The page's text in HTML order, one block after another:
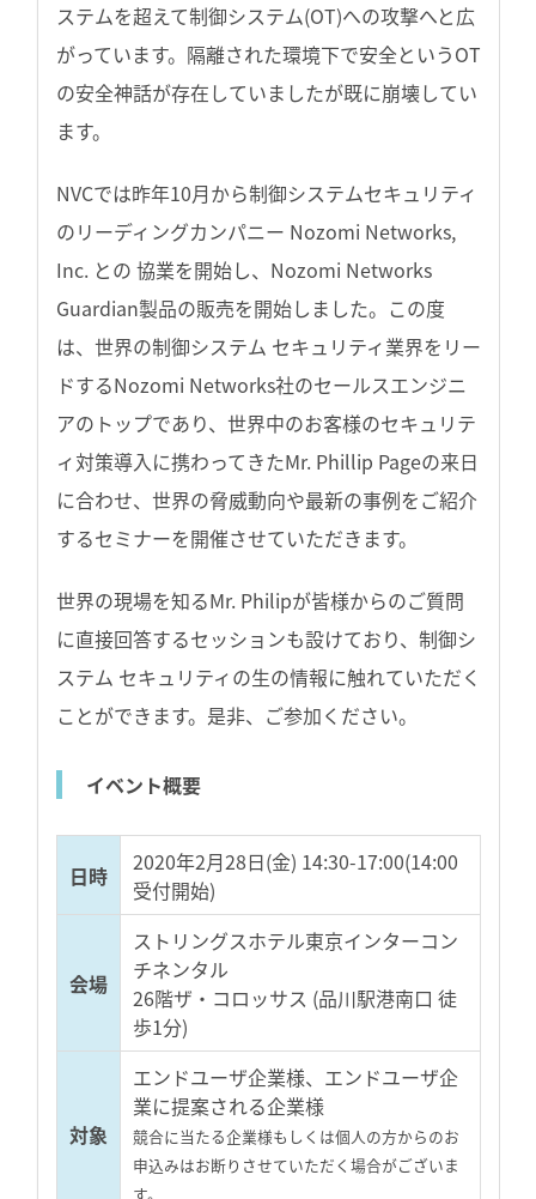
ステムを超えて制御システム(OT)への攻撃へと広
がっています。隔離された環境下で安全というOT
の安全神話が存在していましたが既に崩壊してい
ます。
NVCでは昨年10月から制御システムセキュリティ
のリーディングカンパニー Nozomi Networks,
Inc. との 協業を開始し、Nozomi Networks
Guardian製品の販売を開始しました。この度
は、世界の制御システム セキュリティ業界をリー
ドするNozomi Networks社のセールスエンジニ
アのトップであり、世界中のお客様のセキュリテ
ィ対策導入に携わってきたMr. Phillip Pageの来日
に合わせ、世界の脅威動向や最新の事例をご紹介
するセミナーを開催させていただきます。
世界の現場を知るMr. Philipが皆様からのご質問
に直接回答するセッションも設けており、制御シ
ステム セキュリティの生の情報に触れていただく
ことができます。是非、ご参加ください。
イベント概要
日時
2020年2月28日(金) 14:30-17:00(14:00
受付開始)
会場
ストリングスホテル東京インターコン
チネンタル
26階ザ・コロッサス (品川駅港南口 徒
歩1分)
対象
エンドユーザ企業様、エンドユーザ企
業に提案される企業様
競合に当たる企業様もしくは個人の方からのお
申込みはお断りさせていただく場合がございま
す。